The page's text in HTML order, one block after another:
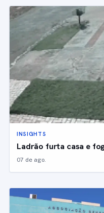
INSIGHTS
Ladrão furta casa e
07 de ago.